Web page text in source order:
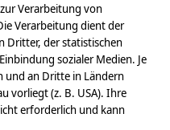
Bei
Verarbeitung von
Verarbeitung dient der
Dritter, der statistischen
sozialer Medien. Je
und an Dritte in Ländern
vorliegt (z. B. USA). Ihre
erforderlich und kann